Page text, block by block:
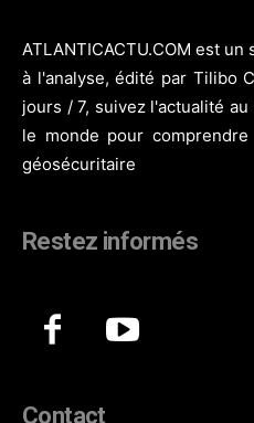
ATLANTICACTU.COM est
à l'analyse, édité par Tilibo
jours / 7, suivez l'actualité
le monde pour
géosécuritaire
Restez informés
Contact